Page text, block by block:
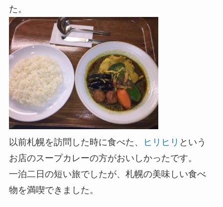
た。
以前札幌を訪問した時に食べた、 ヒリヒリ という
お店のスープカレーの方がおいしかったです。
一泊二日の短い旅でしたが、札幌の美味しい食べ
物を満喫できました。